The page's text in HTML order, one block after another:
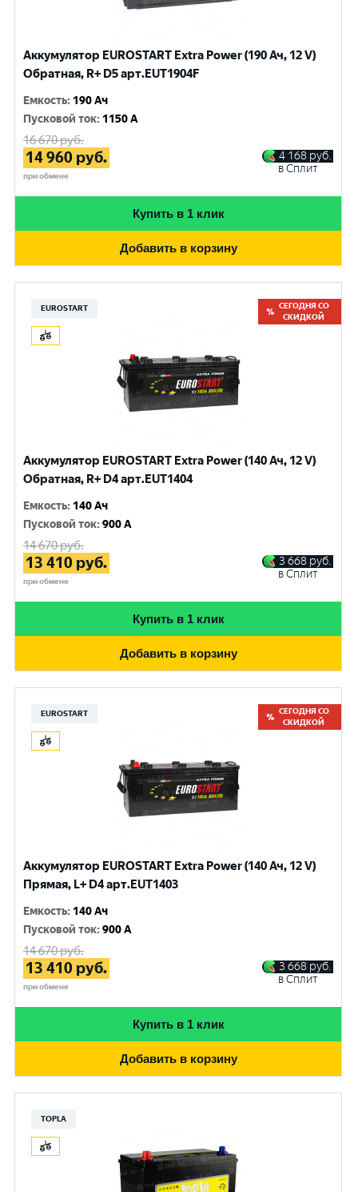
Аккумулятор EUROSTART Extra Power (190 Ач, 12 V)
Обратная, R+ D5 арт.EUT1904F
Емкость: 190 Ач
Пусковой ток: 1150 A
16 670руб.
14 960 руб.
при обмене
4 168 руб.
в Сплит
Купить в 1 клик
Добавить в корзину
EUROSTART
СЕГОДНЯ СО
СКИДКОЙ
Аккумулятор EUROSTART Extra Power (140 Ач, 12 V)
Обратная, R+ D4 арт.EUT1404
Емкость: 140 Ач
Пусковой ток:900 A
14 670руб.
13 410 руб.
при обмене
3 668 руб.
в Сплит
Купить в 1 клик
Добавить в корзину
EUROSTART
СЕГОДНЯ СО
СКИДКОЙ
Аккумулятор EUROSTART Extra Power (140 Ач, 12 V)
Прямая, L+ D4 арт.EUT1403
Емкость: 140 Ач
Пусковой ток:900 A
14 670руб.
13 410 руб.
при обмене
3 668 руб.
в Сплит
Купить в 1 клик
Добавить в корзину
TOPLA